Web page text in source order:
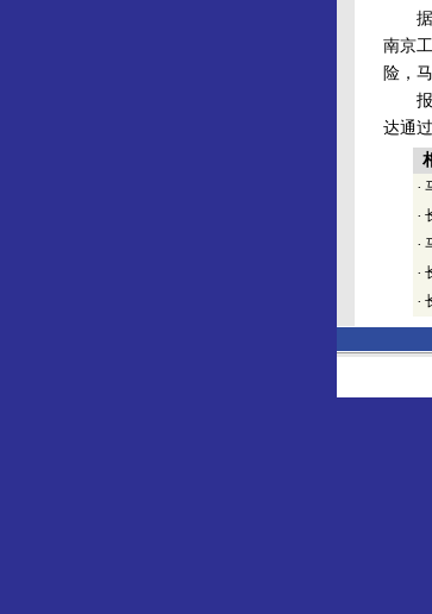
据悉
南京
险，
报道
达通
·
·
·
·
·